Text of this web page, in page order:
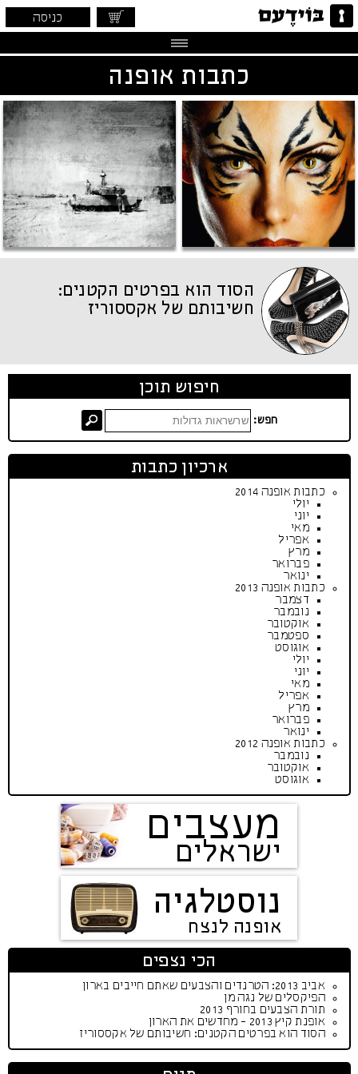
כניסה
כתבות אופנה
הסוד הוא בפרטים הקטנים:
חשיבותם של אקססוריז
חיפוש תוכן
חפש:
ארכיון כתבות
כתבות אופנה 2014
יולי
יוני
מאי
אפריל
מרץ
פברואר
ינואר
כתבות אופנה 2013
דצמבר
נובמבר
אוקטובר
ספטמבר
אוגוסט
יולי
יוני
מאי
אפריל
מרץ
פברואר
ינואר
כתבות אופנה 2012
נובמבר
אוקטובר
אוגוסט
מעצבים
ישראלים
נוסטלגיה
אופנה לנצח
הכי נצפים
אביב 2013: הטרנדים והצבעים שאתם חייבים בארון
הפיקסלים של נגה מן
תורת הצבעים בחורף 2013
אופנת קיץ 2013 - מחדשים את הארון
הסוד הוא בפרטים הקטנים: חשיבותם של אקססוריז